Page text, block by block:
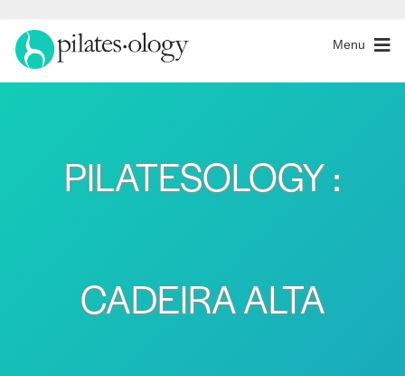
Menu
PILATESOLOGY :
CADEIRA ALTA